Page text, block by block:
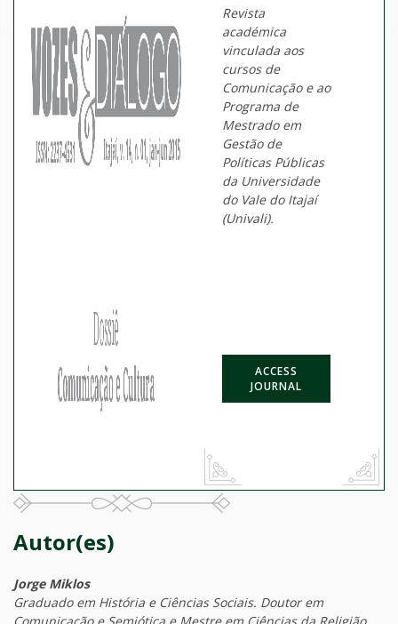
Revista
académica
vinculada aos
cursos de
Comunicação e ao
Programa de
Mestrado em
Gestão de
Políticas Públicas
da Universidade
do Vale do Itajaí
(Univali).
ACCESS
JOURNAL
Autor(es)
Jorge Miklos
Graduado em História e Ciências Sociais. Doutor em